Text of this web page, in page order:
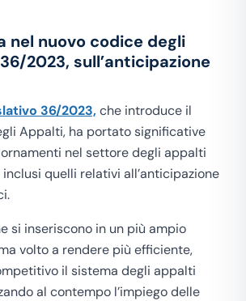
nel nuovo codice degli
2023, sull’anticipazione
36/2023,che introduce il
Appalti, ha portato significative
nel settore degli appalti
quelli relativi all’anticipazione
si inseriscono in un più ampio
volto a rendere più efficiente,
il sistema degli appalti
al contempo l’impiego delle